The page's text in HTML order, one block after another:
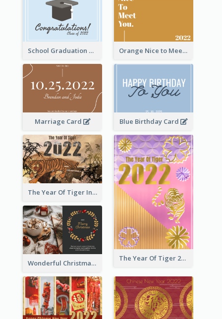
School Graduation Celebration Card Orange Nice to Meet You Greeting Card
Marriage Card Blue Birthday Card
The Year Of Tiger Ink Illustration New Year Greeting Card
The Year Of Tiger 2022 Golden Greeting Card
Wonderful Christmas Greeting Card